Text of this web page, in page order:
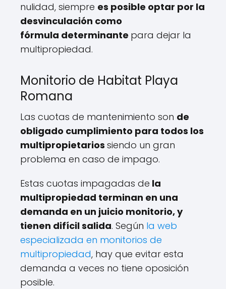
nulidad, siempre es posible optar por la
desvinculación como
fórmula determinante para dejar la
multipropiedad.
Monitorio de Habitat Playa
Romana
Las cuotas de mantenimiento son de
obligado cumplimiento para todos los
multipropietarios siendo un gran
problema en caso de impago.
Estas cuotas impagadas de la
multipropiedad terminan en una
demanda en un juicio monitorio, y
tienen difícil salida. Según la web
especializada en monitorios de
multipropiedad, hay que evitar esta
demanda a veces no tiene oposición
posible.